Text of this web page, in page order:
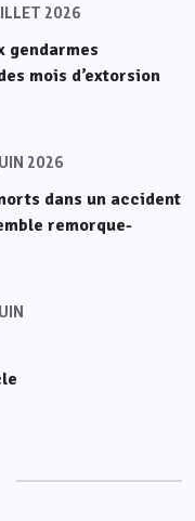
2026
gendarmes
mois d’extorsion
2026
dans un accident
remorque-